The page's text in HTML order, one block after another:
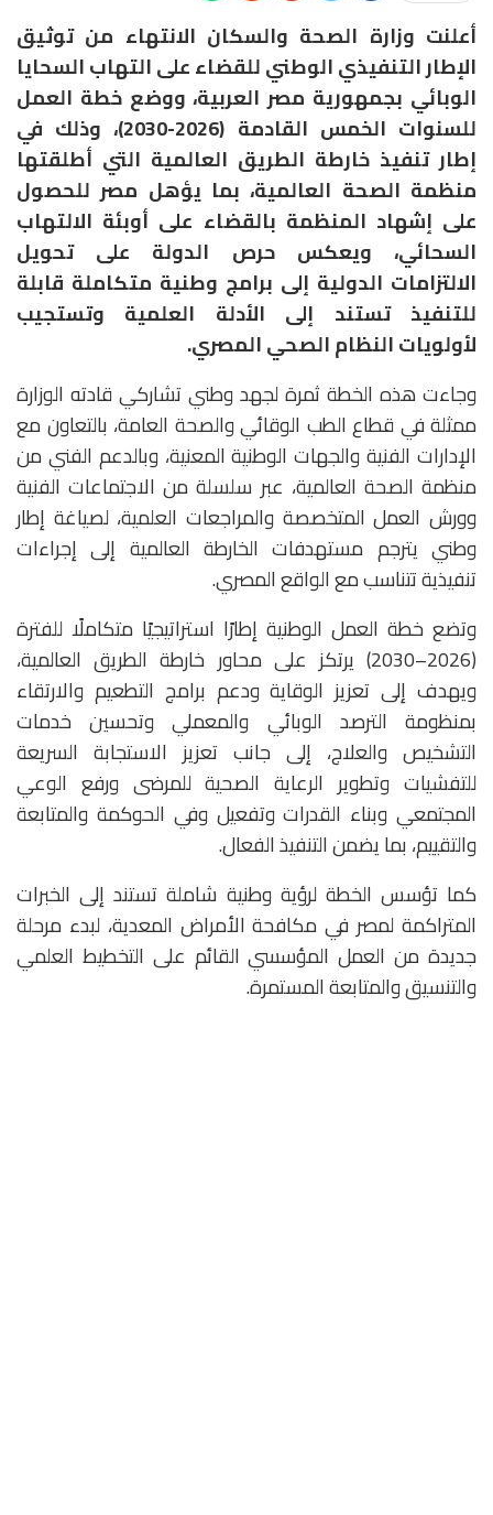
أعلنت وزارة الصحة والسكان الانتهاء من توثيق
الإطار التنفيذي الوطني للقضاء على التهاب السحايا
الوبائي بجمهورية مصر العربية، ووضع خطة العمل
للسنوات الخمس القادمة (2026-2030)، وذلك في
إطار تنفيذ خارطة الطريق العالمية التي أطلقتها
منظمة الصحة العالمية، بما يؤهل مصر للحصول
على إشهاد المنظمة بالقضاء على أوبئة الالتهاب
السحائي، ويعكس حرص الدولة على تحويل
الالتزامات الدولية إلى برامج وطنية متكاملة قابلة
للتنفيذ تستند إلى الأدلة العلمية وتستجيب
لأولويات النظام الصحي المصري.
وجاءت هذه الخطة ثمرة لجهد وطني تشاركي قادته الوزارة
ممثلة في قطاع الطب الوقائي والصحة العامة، بالتعاون مع
الإدارات الفنية والجهات الوطنية المعنية، وبالدعم الفني من
منظمة الصحة العالمية، عبر سلسلة من الاجتماعات الفنية
وورش العمل المتخصصة والمراجعات العلمية، لصياغة إطار
وطني يترجم مستهدفات الخارطة العالمية إلى إجراءات
تنفيذية تتناسب مع الواقع المصري.
وتضع خطة العمل الوطنية إطارًا استراتيجيًا متكاملًا للفترة
(2026–2030) يرتكز على محاور خارطة الطريق العالمية،
ويهدف إلى تعزيز الوقاية ودعم برامج التطعيم والارتقاء
بمنظومة الترصد الوبائي والمعملي وتحسين خدمات
التشخيص والعلاج، إلى جانب تعزيز الاستجابة السريعة
للتفشيات وتطوير الرعاية الصحية للمرضى ورفع الوعي
المجتمعي وبناء القدرات وتفعيل وفي الحوكمة والمتابعة
والتقييم، بما يضمن التنفيذ الفعال.
كما تؤسس الخطة لرؤية وطنية شاملة تستند إلى الخبرات
المتراكمة لمصر في مكافحة الأمراض المعدية، لبدء مرحلة
جديدة من العمل المؤسسي القائم على التخطيط العلمي
والتنسيق والمتابعة المستمرة.